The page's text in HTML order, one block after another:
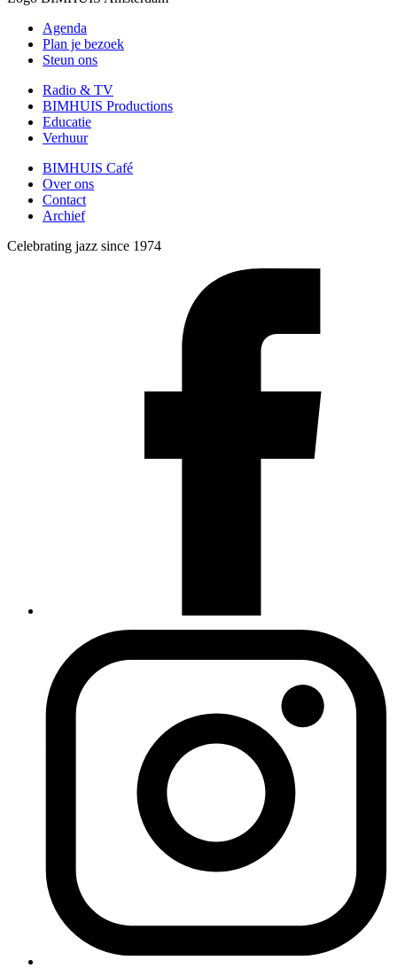
Agenda
Plan je bezoek
Steun ons
Radio & TV
BIMHUIS Productions
Educatie
Verhuur
BIMHUIS Café
Over ons
Contact
Archief
Celebrating jazz since 1974